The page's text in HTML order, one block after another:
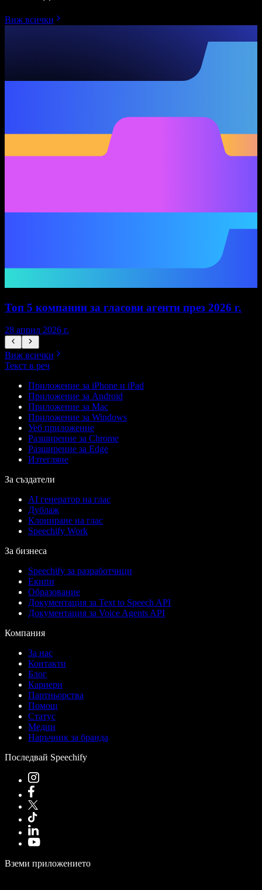
Виж всички
Топ 5 компании за гласови агенти през 2026 г.
28 април 2026 г.
Виж всички
Текст в реч
Приложение за iPhone и iPad
Приложение за Android
Приложение за Mac
Приложение за Windows
Уеб приложение
Разширение за Chrome
Разширение за Edge
Изтегляне
За създатели
AI генератор на глас
Дублаж
Клониране на глас
Speechify Work
За бизнеса
Speechify за разработчици
Екипи
Образование
Документация за Text to Speech API
Документация за Voice Agents API
Компания
За нас
Контакти
Блог
Кариери
Партньорства
Помощ
Статус
Медии
Наръчник за бранда
Последвай Speechify
Вземи приложението